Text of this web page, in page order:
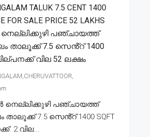
TALUK 7.5 CENT 1400
FOR SALE PRICE 52 LAKHS
നെല്ലിക്കുഴി പഞ്ചായത്ത്
താലൂക്ക് 7.5 സെൻ്റ് 1400
വില 52 ലക്ഷം
നെല്ലിക്കുഴി പഞ്ചായത്ത്
7.5 സെൻ്റ് 1400 SQFT
2.വില...